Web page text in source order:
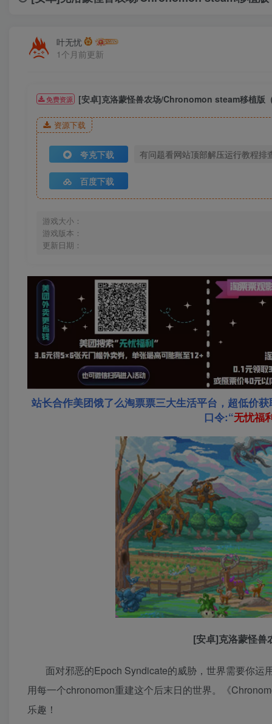
叶无忧
1个月前更新
免费资源 [安卓]克洛蒙怪兽农场/Chronomon steam移植版
资源下载
夸克下载 有问题看网站顶部解压运行教程排
百度下载
游戏大小：
游戏版本：
更新日期：
站长合作美团饿了么淘票票三大生活平台，超低价
口令:“无忧福
[安卓]克洛蒙怪
面对邪恶的Epoch Syndicate的威胁，世界需要你
用每一个chronomon重建这个后末日的世界。《
乐趣！